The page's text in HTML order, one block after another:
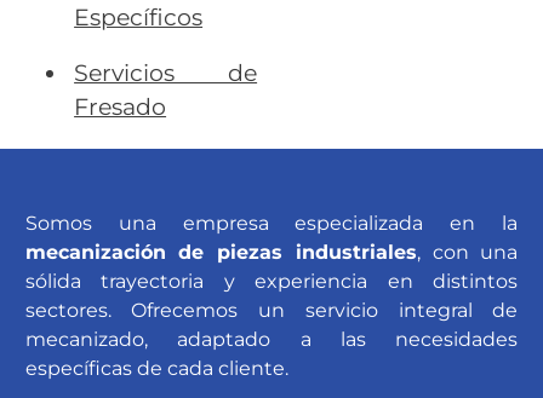
Específicos
Servicios de
Fresado
Somos una empresa especializada en la
mecanización de piezas industriales, con una
sólida trayectoria y experiencia en distintos
sectores. Ofrecemos un servicio integral de
mecanizado, adaptado a las necesidades
específicas de cada cliente.